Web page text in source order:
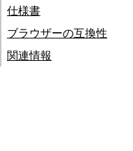
仕様書
ブラウザーの互換性
関連情報